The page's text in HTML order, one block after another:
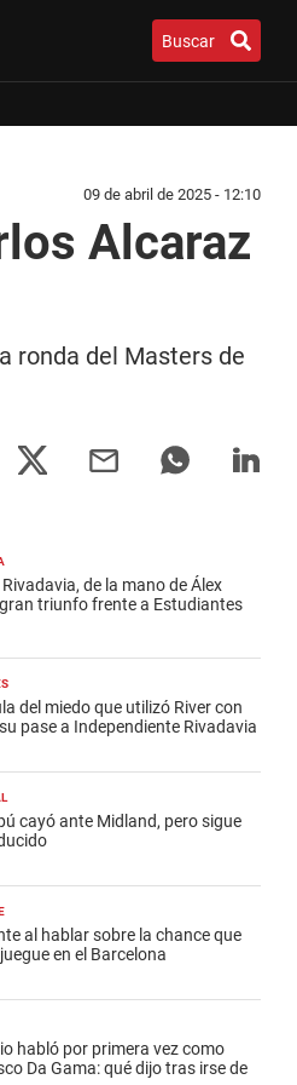
Buscar
09 de abril de 2025 - 12:10
Alcaraz
ronda del Masters de
de la mano de Álex
triunfo frente a Estudiantes
del miedo que utilizó River con
pase a Independiente Rivadavia
cayó ante Midland, pero sigue
al hablar sobre la chance que
en el Barcelona
habló por primera vez como
Da Gama: qué dijo tras irse de